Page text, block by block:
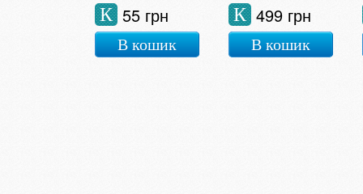
55 грн
К
В кошик
499 грн
К
В кошик